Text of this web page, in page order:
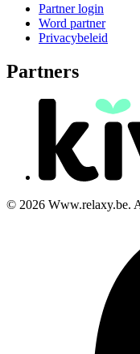
Partner login
Word partner
Privacybeleid
Partners
© 2026 Www.relaxy.be.